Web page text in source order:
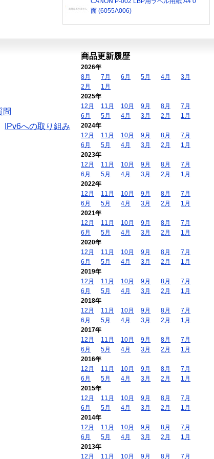
面 (6055A006)
問
IPv6への取り組み
商品更新履歴
2026年
8月
7月 6月 5月 4月
3月
2月
1月
2025年
12月
11月 10月 9月 8月
7月
6月
5月 4月 3月 2月
1月
2024年
12月
11月 10月 9月 8月
7月
6月
5月 4月 3月 2月
1月
2023年
12月
11月 10月 9月 8月
7月
6月
5月 4月 3月 2月
1月
2022年
12月
11月 10月 9月 8月
7月
6月
5月 4月 3月 2月
1月
2021年
12月
11月 10月 9月 8月
7月
6月
5月 4月 3月 2月
1月
2020年
12月
11月 10月 9月 8月
7月
6月
5月 4月 3月 2月
1月
2019年
12月
11月 10月 9月 8月
7月
6月
5月 4月 3月 2月
1月
2018年
12月
11月 10月 9月 8月
7月
6月
5月 4月 3月 2月
1月
2017年
12月
11月 10月 9月 8月
7月
6月
5月 4月 3月 2月
1月
2016年
12月
11月 10月 9月 8月
7月
6月
5月 4月 3月 2月
1月
2015年
12月
11月 10月 9月 8月
7月
6月
5月 4月 3月 2月
1月
2014年
12月
11月 10月 9月 8月
7月
6月
5月 4月 3月 2月
1月
2013年
12月
11月 10月 9月 8月 7月